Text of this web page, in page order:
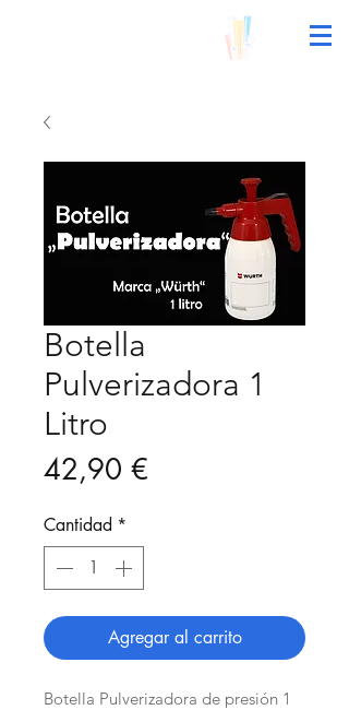
Botella
Pulverizadora 1
Litro
42,90 €
Cantidad *
Agregar al carrito
Botella Pulverizadora de presión 1